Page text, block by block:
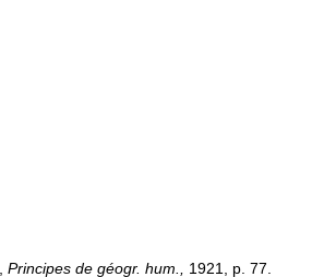
Principes de géogr. hum., 1921, p. 77.